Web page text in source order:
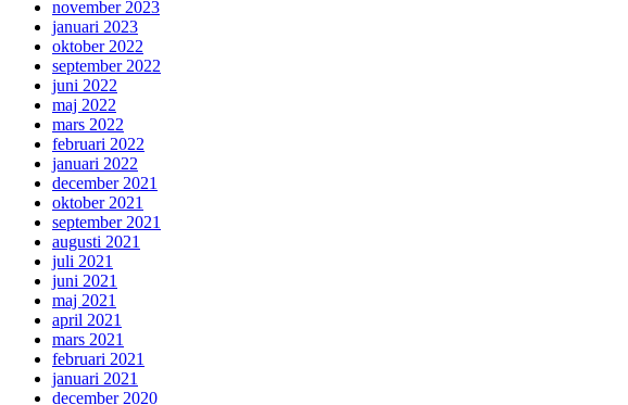
november 2023
januari 2023
oktober 2022
september 2022
juni 2022
maj 2022
mars 2022
februari 2022
januari 2022
december 2021
oktober 2021
september 2021
augusti 2021
juli 2021
juni 2021
maj 2021
april 2021
mars 2021
februari 2021
januari 2021
december 2020